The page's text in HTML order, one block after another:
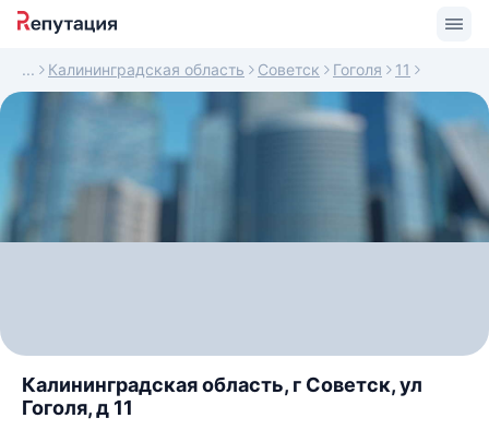
Калининградская область Советск Гоголя 11
Калининградская область, г Советск, ул
Гоголя, д 11